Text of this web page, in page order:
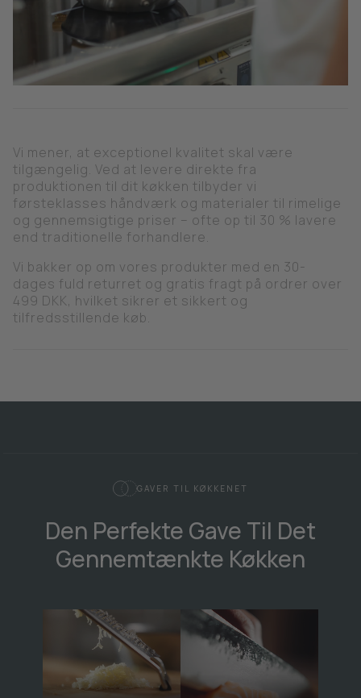
Vi mener, at exceptionel kvalitet skal være
tilgængelig. Ved at levere direkte fra
produktionen til dit køkken tilbyder vi
førsteklasses håndværk og materialer til rimelige
og gennemsigtige priser – ofte op til 30 % lavere
end traditionelle forhandlere.
Vi bakker op om vores produkter med en 30-
dages fuld returret og gratis fragt på ordrer over
499 DKK, hvilket sikrer et sikkert og
tilfredsstillende køb.
GAVER TIL KØKKENET
Den Perfekte Gave Til Det
Gennemtænkte Køkken